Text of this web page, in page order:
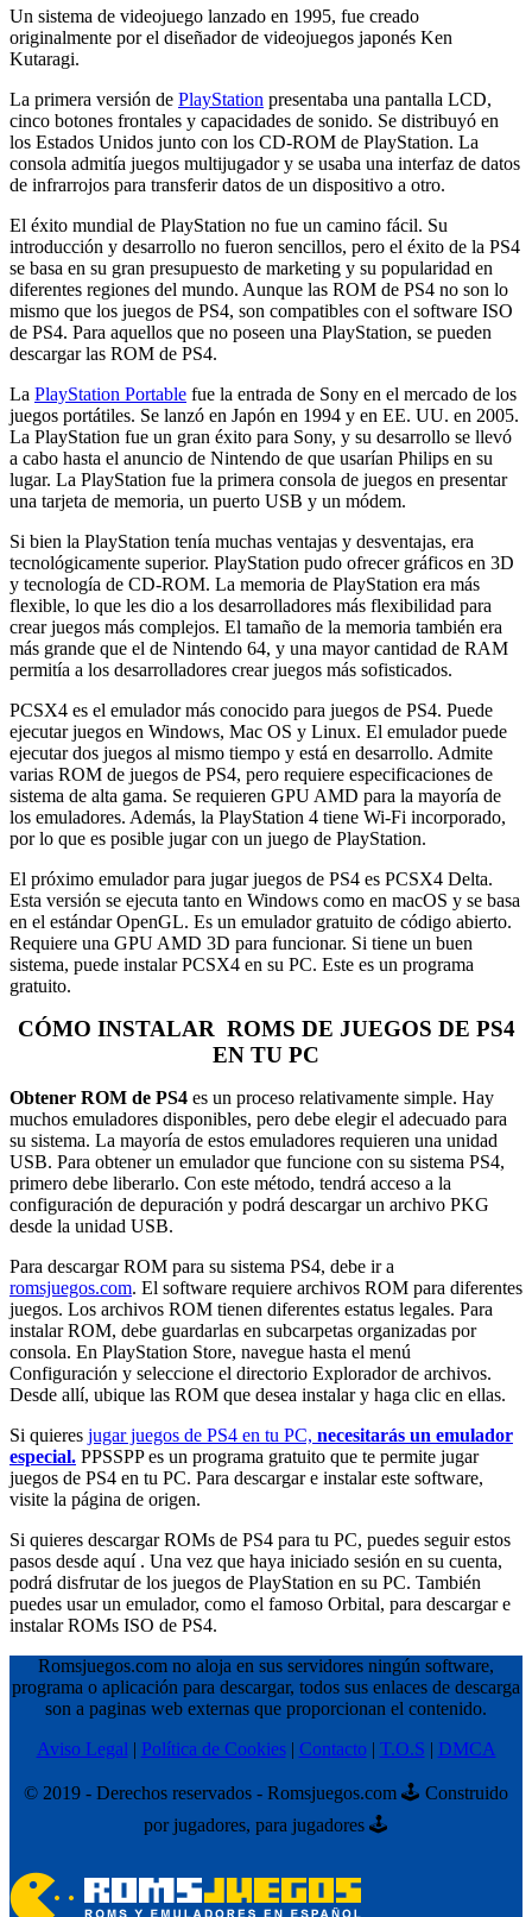
Un sistema de videojuego lanzado en 1995, fue creado
originalmente por el diseñador de videojuegos japonés Ken
Kutaragi.
La primera versión de PlayStation presentaba una pantalla LCD,
cinco botones frontales y capacidades de sonido. Se distribuyó en
los Estados Unidos junto con los CD-ROM de PlayStation. La
consola admitía juegos multijugador y se usaba una interfaz de datos
de infrarrojos para transferir datos de un dispositivo a otro.
El éxito mundial de PlayStation no fue un camino fácil. Su
introducción y desarrollo no fueron sencillos, pero el éxito de la PS4
se basa en su gran presupuesto de marketing y su popularidad en
diferentes regiones del mundo. Aunque las ROM de PS4 no son lo
mismo que los juegos de PS4, son compatibles con el software ISO
de PS4. Para aquellos que no poseen una PlayStation, se pueden
descargar las ROM de PS4.
La PlayStation Portable fue la entrada de Sony en el mercado de los
juegos portátiles. Se lanzó en Japón en 1994 y en EE. UU. en 2005.
La PlayStation fue un gran éxito para Sony, y su desarrollo se llevó
a cabo hasta el anuncio de Nintendo de que usarían Philips en su
lugar. La PlayStation fue la primera consola de juegos en presentar
una tarjeta de memoria, un puerto USB y un módem.
Si bien la PlayStation tenía muchas ventajas y desventajas, era
tecnológicamente superior. PlayStation pudo ofrecer gráficos en 3D
y tecnología de CD-ROM. La memoria de PlayStation era más
flexible, lo que les dio a los desarrolladores más flexibilidad para
crear juegos más complejos. El tamaño de la memoria también era
más grande que el de Nintendo 64, y una mayor cantidad de RAM
permitía a los desarrolladores crear juegos más sofisticados.
PCSX4 es el emulador más conocido para juegos de PS4. Puede
ejecutar juegos en Windows, Mac OS y Linux. El emulador puede
ejecutar dos juegos al mismo tiempo y está en desarrollo. Admite
varias ROM de juegos de PS4, pero requiere especificaciones de
sistema de alta gama. Se requieren GPU AMD para la mayoría de
los emuladores. Además, la PlayStation 4 tiene Wi-Fi incorporado,
por lo que es posible jugar con un juego de PlayStation.
El próximo emulador para jugar juegos de PS4 es PCSX4 Delta.
Esta versión se ejecuta tanto en Windows como en macOS y se basa
en el estándar OpenGL. Es un emulador gratuito de código abierto.
Requiere una GPU AMD 3D para funcionar. Si tiene un buen
sistema, puede instalar PCSX4 en su PC. Este es un programa
gratuito.
CÓMO INSTALAR ROMS DE JUEGOS DE PS4
EN TU PC
Obtener ROM de PS4 es un proceso relativamente simple. Hay
muchos emuladores disponibles, pero debe elegir el adecuado para
su sistema. La mayoría de estos emuladores requieren una unidad
USB. Para obtener un emulador que funcione con su sistema PS4,
primero debe liberarlo. Con este método, tendrá acceso a la
configuración de depuración y podrá descargar un archivo PKG
desde la unidad USB.
Para descargar ROM para su sistema PS4, debe ir a
romsjuegos.com. El software requiere archivos ROM para diferentes
juegos. Los archivos ROM tienen diferentes estatus legales. Para
instalar ROM, debe guardarlas en subcarpetas organizadas por
consola. En PlayStation Store, navegue hasta el menú
Configuración y seleccione el directorio Explorador de archivos.
Desde allí, ubique las ROM que desea instalar y haga clic en ellas.
Si quieres jugar juegos de PS4 en tu PC, necesitarás un emulador
especial. PPSSPP es un programa gratuito que te permite jugar
juegos de PS4 en tu PC. Para descargar e instalar este software,
visite la página de origen.
Si quieres descargar ROMs de PS4 para tu PC, puedes seguir estos
pasos desde aquí . Una vez que haya iniciado sesión en su cuenta,
podrá disfrutar de los juegos de PlayStation en su PC. También
puedes usar un emulador, como el famoso Orbital, para descargar e
instalar ROMs ISO de PS4.
Romsjuegos.com no aloja en sus servidores ningún software,
programa o aplicación para descargar, todos sus enlaces de descarga
son a paginas web externas que proporcionan el contenido.
Aviso Legal | Política de Cookies| Contacto| T.O.S | DMCA
© 2019 - Derechos reservados - Romsjuegos.com 🕹️ Construido
por jugadores, para jugadores 🕹️